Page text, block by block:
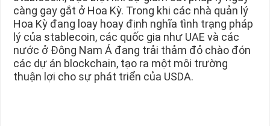
càng gay gắt ở Hoa Kỳ. Trong khi các nhà quản lý
Hoa Kỳ đang loay hoay định nghĩa tình trạng pháp
lý của stablecoin, các quốc gia như UAE và các
nước ở Đông Nam Á đang trải thảm đỏ chào đón
các dự án blockchain, tạo ra một môi trường
thuận lợi cho sự phát triển của USDA.